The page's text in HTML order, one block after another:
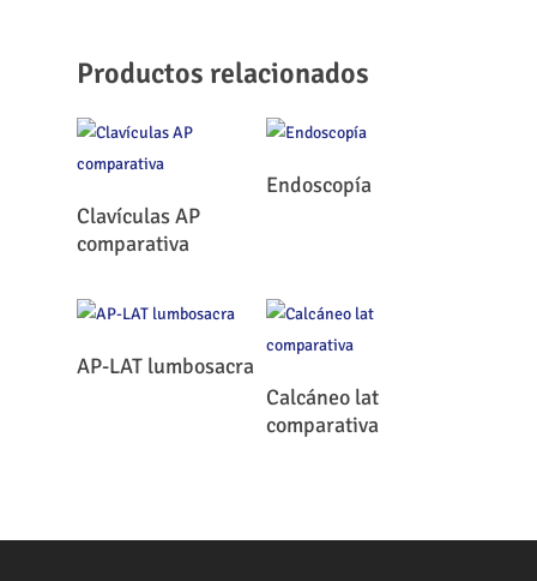
Productos relacionados
Leer Más
Clavículas AP
comparativa
Leer Más
Endoscopía
Leer Más
AP-LAT lumbosacra
Leer Más
Calcáneo lat
comparativa